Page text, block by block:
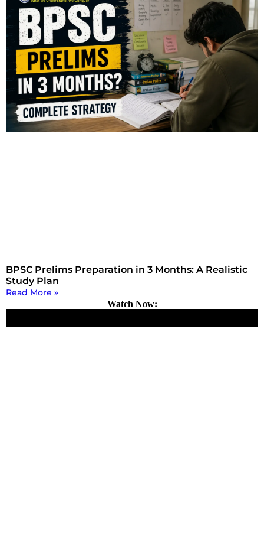
BPSC Prelims Preparation in 3 Months: A Realistic
Study Plan
Read More »
Watch Now: